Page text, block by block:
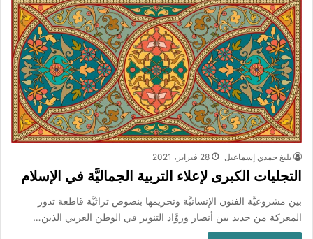
بليغ حمدي إسماعيل 28 فبراير، 2021
التجليات الكبرى لإعلاء التربية الجماليَّة في الإسلام
بين مشروعيَّة الفنون الإنسانيَّة وتحريمها بنصوص تراثيَّة قاطعة تدور
المعركة من جديد بين أنصار وروَّاد التنوير في الوطن العربي الذين…